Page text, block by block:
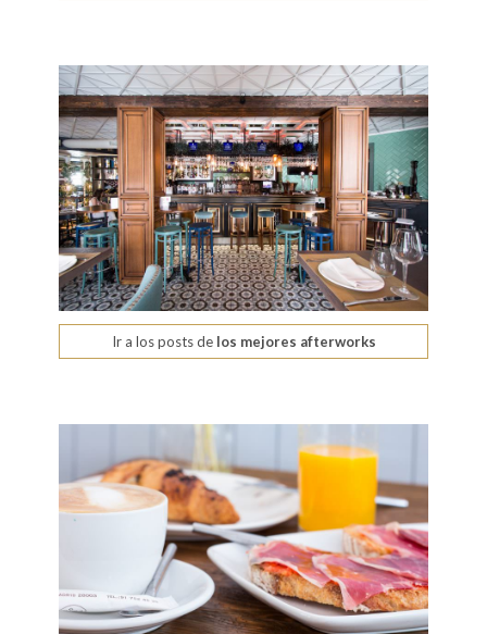
Ir a los posts delos mejores afterworks